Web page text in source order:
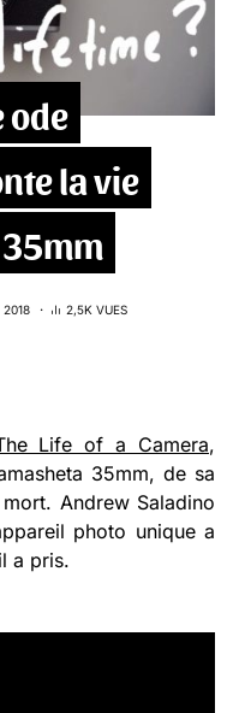
ode
la vie
35mm
2018
2,5K VUES
Life of a Camera,
35mm, de sa
Andrew Saladino
photo unique a
a pris.